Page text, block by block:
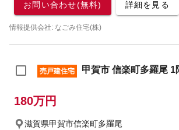
お問い合わせ(無料) 詳細を見る
情報提供会社: なごみ住宅(株)
売戸建住宅 甲賀市 信楽町多羅尾 1
180万円
滋賀県甲賀市信楽町多羅尾